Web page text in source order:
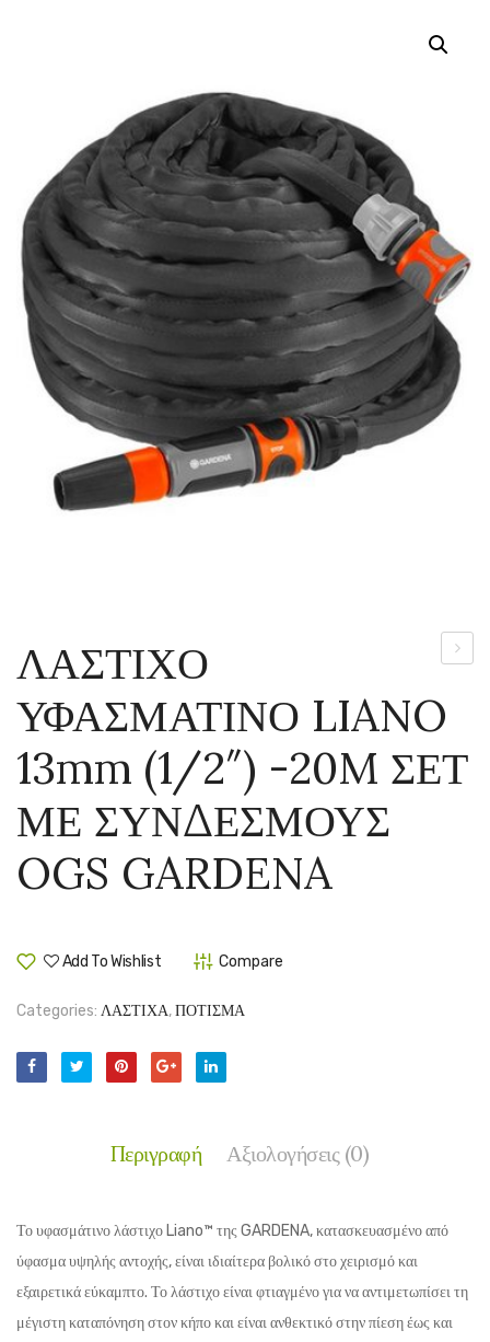
ΛΑΣΤΙΧΟ
ΥΦΑΣΜΑΤΙΝΟ LIANO
13mm (1/2″) -20M ΣΕΤ
ΜΕ ΣΥΝΔΕΣΜΟΥΣ
OGS GARDENA
Add To Wishlist Compare
Categories: ΛΑΣΤΙΧΑ,ΠΟΤΙΣΜΑ
Περιγραφή Αξιολογήσεις (0)
Το υφασμάτινο λάστιχο Liano™ της GARDENA, κατασκευασμένο από
ύφασμα υψηλής αντοχής, είναι ιδιαίτερα βολικό στο χειρισμό και
εξαιρετικά εύκαμπτο. Το λάστιχο είναι φτιαγμένο για να αντιμετωπίσει τη
μέγιστη καταπόνηση στον κήπο και είναι ανθεκτικό στην πίεση έως και